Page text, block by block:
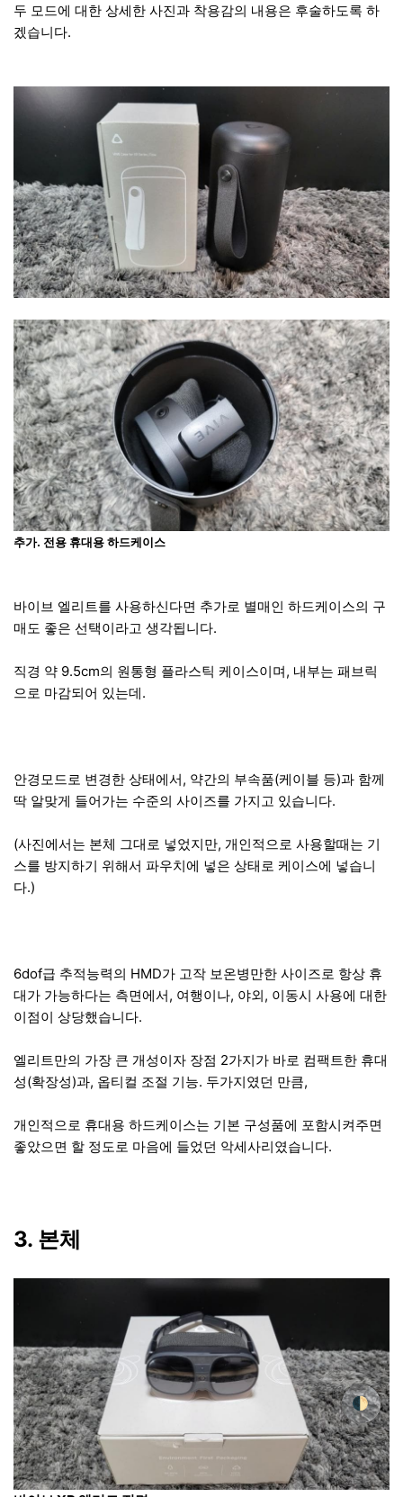
🌓
두 모드에 대한 상세한 사진과 착용감의 내용은 후술하도록 하
겠습니다.
추가. 전용 휴대용 하드케이스
바이브 엘리트를 사용하신다면 추가로 별매인 하드케이스의 구
매도 좋은 선택이라고 생각됩니다.
직경 약 9.5cm의 원통형 플라스틱 케이스이며, 내부는 패브릭
으로 마감되어 있는데.
안경모드로 변경한 상태에서, 약간의 부속품(케이블 등)과 함께
딱 알맞게 들어가는 수준의 사이즈를 가지고 있습니다.
(사진에서는 본체 그대로 넣었지만, 개인적으로 사용할때는 기
스를 방지하기 위해서 파우치에 넣은 상태로 케이스에 넣습니
다.)
6dof급 추적능력의 HMD가 고작 보온병만한 사이즈로 항상 휴
대가 가능하다는 측면에서, 여행이나, 야외, 이동시 사용에 대한
이점이 상당했습니다.
엘리트만의 가장 큰 개성이자 장점 2가지가 바로 컴팩트한 휴대
성(확장성)과, 옵티컬 조절 기능. 두가지였던 만큼,
개인적으로 휴대용 하드케이스는 기본 구성품에 포함시켜주면
좋았으면 할 정도로 마음에 들었던 악세사리였습니다.
3. 본체